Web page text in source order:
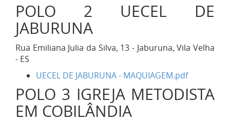
POLO 2 UECEL DE
JABURUNA
Rua Emiliana Julia da Silva, 13 - Jaburuna, Vila Velha
- ES
UECEL DE JABURUNA - MAQUIAGEM.pdf
POLO 3 IGREJA METODISTA
EM COBILÂNDIA